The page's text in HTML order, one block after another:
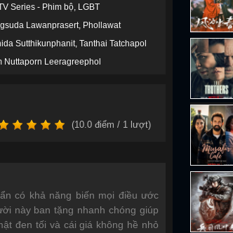
Series - Phim bộ
LGBT
Lawanprasert
Phollawat
Sutthikunphanit Tanthai Tatchapol
Nuttaporn Leeragreephol
(10.0điểm / 1lượt)
có khả năng biến mọi điều ước
này ban tặng nhanh chóng giúp
đen tối và cái giá không hề nhỏ